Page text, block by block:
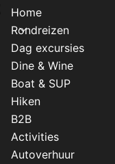
Home
Rondreizen
Dag excursies
Dine & Wine
Boat & SUP
Hiken
B2B
Activities
Autoverhuur